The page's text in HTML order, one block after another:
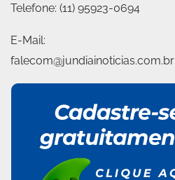
Telefone: (11) 95923-0694
E-Mail:
falecom@jundiainoticias.com.br